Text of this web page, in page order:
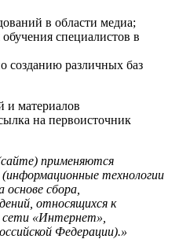
в области медиа;
специалистов в
созданию различных баз
и материалов
на первоисточник
применяются
технологии
сбора,
относящихся к
сети «Интернет»,
Федерации).»